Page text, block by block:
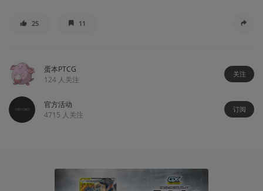
25 11
蛋本PTCG
124 人关注
关注
官方活动
4715 人关注
订阅